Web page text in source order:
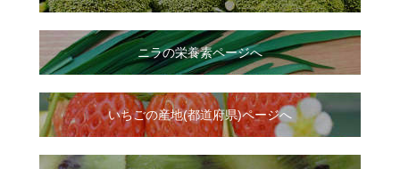
ニラの栄養素ページへ
いちごの産地(都道府県)ページへ